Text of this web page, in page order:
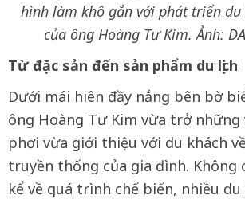
hình làm khô gắn với phát triển du
của ông Hoàng Tư Kim. Ảnh:
Từ đặc sản đến sản phẩm du lịch
Dưới mái hiên đầy nắng bên bờ
ông Hoàng Tư Kim vừa trở những
phơi vừa giới thiệu với du khách
truyền thống của gia đình. Không
kể về quá trình chế biến, nhiều du